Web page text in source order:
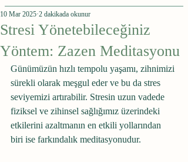
Stresi Yönetebileceğiniz
Yöntem: Zazen Meditasyonu
10 Mar 2025 2 dakikada okunur
Günümüzün hızlı tempolu yaşamı, zihnimizi
sürekli olarak meşgul eder ve bu da stres
seviyemizi artırabilir. Stresin uzun vadede
fiziksel ve zihinsel sağlığımız üzerindeki
etkilerini azaltmanın en etkili yollarından
biri ise farkındalık meditasyonudur.